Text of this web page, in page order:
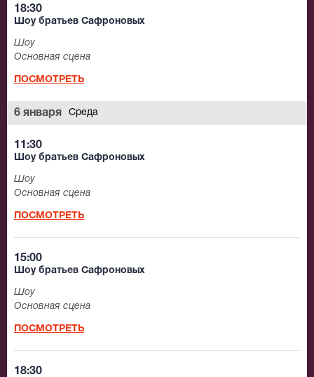
18:30
Шоу братьев Сафроновых
Шоу
Основная сцена
ПОСМОТРЕТЬ
6 января Среда
11:30
Шоу братьев Сафроновых
Шоу
Основная сцена
ПОСМОТРЕТЬ
15:00
Шоу братьев Сафроновых
Шоу
Основная сцена
ПОСМОТРЕТЬ
18:30